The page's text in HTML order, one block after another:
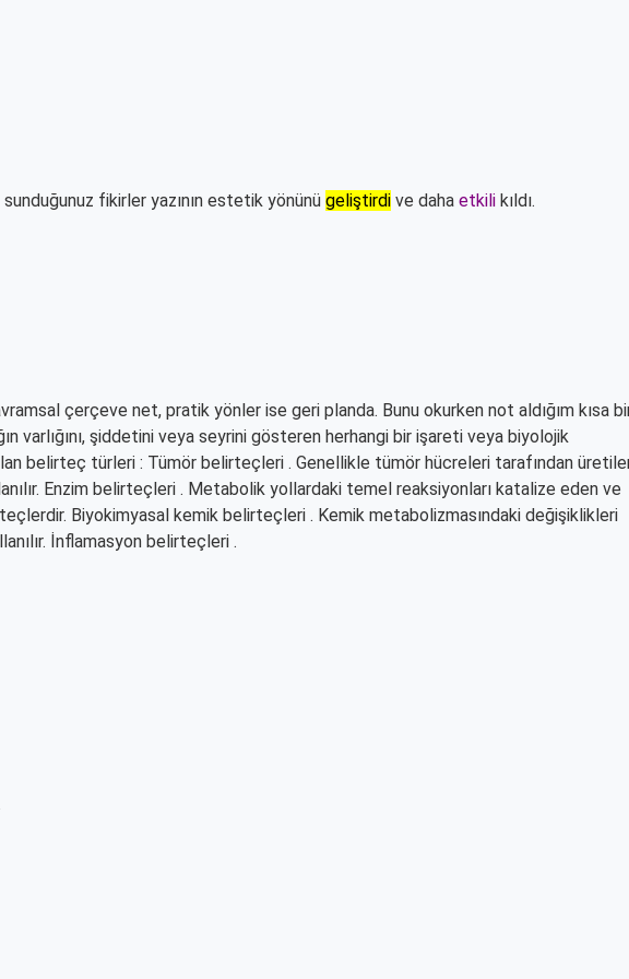
fikirler yazının estetik yönünü geliştirdi ve daha etkili kıldı.
çerçeve net, pratik yönler ise geri planda. Bunu okurken not aldığım kısa
varlığını, şiddetini veya seyrini gösteren herhangi bir işareti veya biyolojik
belirteç türleri : Tümör belirteçleri . Genellikle tümör hücreleri tarafından
Enzim belirteçleri . Metabolik yollardaki temel reaksiyonları katalize eden ve
Biyokimyasal kemik belirteçleri . Kemik metabolizmasındaki değişiklikleri
İnflamasyon belirteçleri .